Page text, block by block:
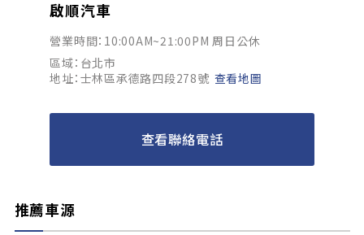
啟順汽車
營業時間：10:00AM~21:00PM 周日公休
區域：台北市
地址：士林區承德路四段278號 查看地圖
查看聯絡電話
推薦車源